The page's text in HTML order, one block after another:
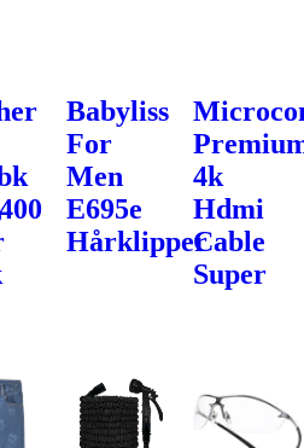
Babyliss
For
Men
E695e
Hårklipper
4k
Hdmi
Cable
Super